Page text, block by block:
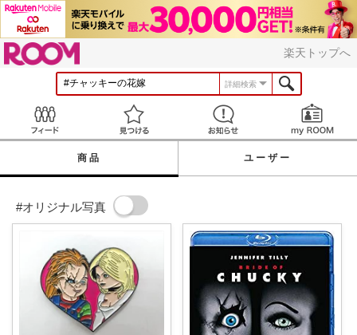
楽天トップへ
詳細検索
見つける お知らせ
商品 ユーザー
#オリジナル写真